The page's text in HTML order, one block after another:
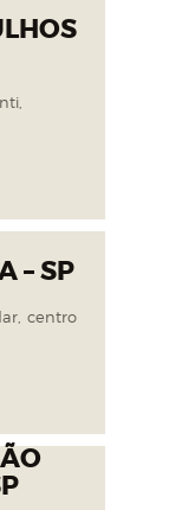
– SP
centro